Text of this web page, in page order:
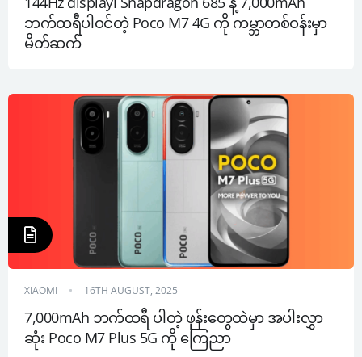
ဘက်ထရီပါဝင်တဲ့ Poco M7 4G ကို ကမ္ဘာတစ်ဝန်းမှာ
မိတ်ဆက်
XIAOMI 16TH AUGUST, 2025
7,000mAh ဘက်ထရီ ပါတဲ့ ဖုန်းတွေထဲမှာ အပါးလွှာ
ဆုံး Poco M7 Plus 5G ကို ကြေညာ